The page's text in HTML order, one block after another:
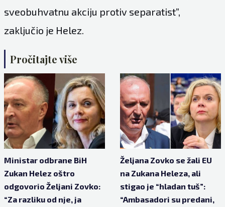
sveobuhvatnu akciju protiv separatist”,
zaključio je Helez.
Pročitajte više
Ministar odbrane BiH
Zukan Helez oštro
odgovorio Željani Zovko:
“Za razliku od nje, ja
Željana Zovko se žali EU
na Zukana Heleza, ali
stigao je “hladan tuš”:
“Ambasadori su predani,